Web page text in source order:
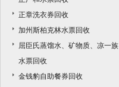
正章洗衣券回收
加州斯柏克林水票回收
屈臣氏蒸馏水、矿物质、凉一族
水票回收
金钱豹自助餐券回收